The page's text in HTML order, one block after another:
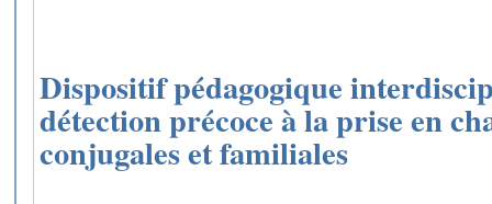
Dispositif pédagogique
détection précoce à la prise en
conjugales et familiales